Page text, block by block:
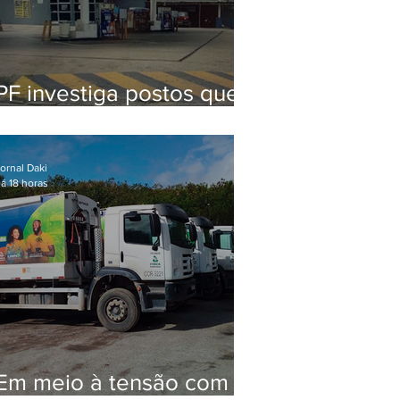
investiga postos que
de secretário
em 2020
meio à tensão com
Daki
18 horas